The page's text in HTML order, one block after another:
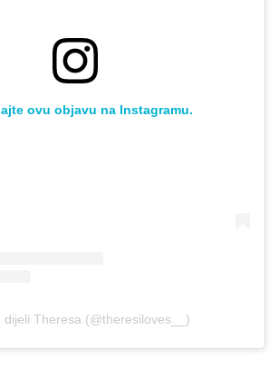
ovu objavu na Instagramu.
dijeli Theresa (@theresiloves__)